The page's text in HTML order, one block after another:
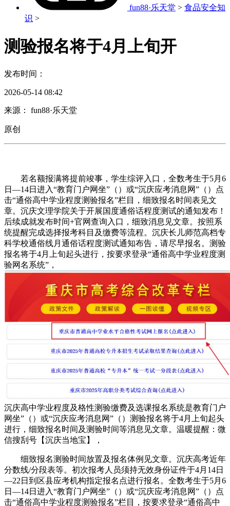
fun88·乐天堂 > 食品安全知
识 >
测验报名将于4月上旬开
发布时间：
2026-05-14 08:42
来源： fun88·乐天堂
原创
若名额报满将提前竣事，学生综评入口，全数考生于5月6
日—14日进入“教育门户网坐”（）或“沉庆应考消息网”（）点
击“通俗高中学业程度测验报名”栏目，细致报名时间表见文
章。沉庆文理学院关于开展国度通俗话程度测试的通知发布！
后续成就发布时间+官网查询入口，细致消息见文章。按照系
统提醒完成选择报考科目及缴费等流程。沉庆长儿师范高档专
科学校通俗线月通俗话程度测试通知布告，请尽早报名。测验
报名将于4月上旬起头进行，按要求登录“通俗高中学业程度测
验网名系统”，
沉庆高中学业程度及格性测验缴费及选课报名系统是教育门户
网坐”（）或“沉庆应考消息网”（）测验报名将于4月上旬起头
进行，细致报名时间及测验时间等消息见文章。温暖提醒：微
信搜刮号【沉庆当地宝】，
细致报名测验时间放置及报名体例见文章。沉庆高考近年
分数线/分段表等。初次报考人员须持无效身份证件于4月14日
—22日到区县应考机构指定报名点进行报名。全数考生于5月6
日—14日进入“教育门户网坐”（）或“沉庆应考消息网”（）点
击“通俗高中学业程度测验报名”栏目，按要求登录“通俗高中